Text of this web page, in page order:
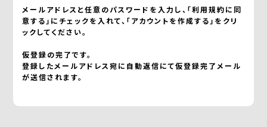
メールアドレスと任意のパスワードを入力し、「利用規約に同
意する」にチェックを入れて、「アカウントを作成する」をクリ
ックしてください。
仮登録の完了です。
登録したメールアドレス宛に自動返信にて仮登録完了メール
が送信されます。